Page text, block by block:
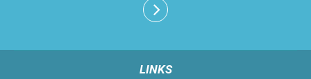
LINKS